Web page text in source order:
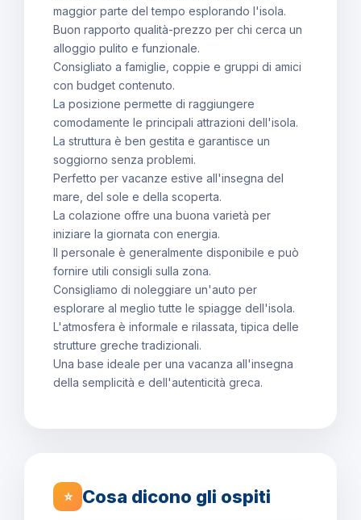
maggior parte del tempo esplorando l'isola.
Buon rapporto qualità-prezzo per chi cerca un
alloggio pulito e funzionale.
Consigliato a famiglie, coppie e gruppi di amici
con budget contenuto.
La posizione permette di raggiungere
comodamente le principali attrazioni dell'isola.
La struttura è ben gestita e garantisce un
soggiorno senza problemi.
Perfetto per vacanze estive all'insegna del
mare, del sole e della scoperta.
La colazione offre una buona varietà per
iniziare la giornata con energia.
Il personale è generalmente disponibile e può
fornire utili consigli sulla zona.
Consigliamo di noleggiare un'auto per
esplorare al meglio tutte le spiagge dell'isola.
L'atmosfera è informale e rilassata, tipica delle
strutture greche tradizionali.
Una base ideale per una vacanza all'insegna
della semplicità e dell'autenticità greca.
⭐ Cosa dicono gli ospiti